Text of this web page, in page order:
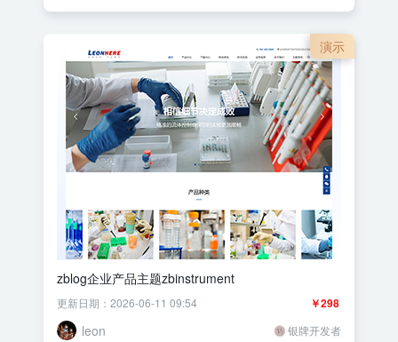
演示
zblog企业产品主题zbinstrument
￥298
更新日期：2026-06-11 09:54
leon 银牌开发者